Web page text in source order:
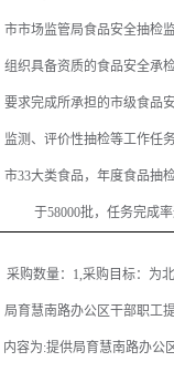
市市场监管局食品安全抽检
组织具备资质的食品安全承
要求完成所承担的市级食品
监测、评价性抽检等工作任
市33大类食品，年度食品抽
于58000批，任务完成率
采购数量： 1,采购目标：为
局育慧南路办公区干部职工
内容为:提供局育慧南路办公